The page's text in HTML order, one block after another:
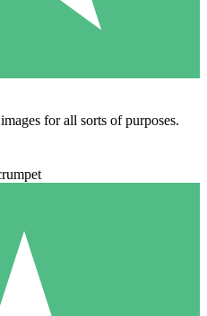
for all sorts of purposes.